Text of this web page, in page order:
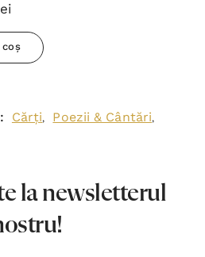
coș
Cărți, Poezii & Cântări,
la newsletterul